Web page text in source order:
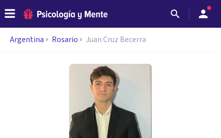
Argentina Rosario Juan Cruz Becerra